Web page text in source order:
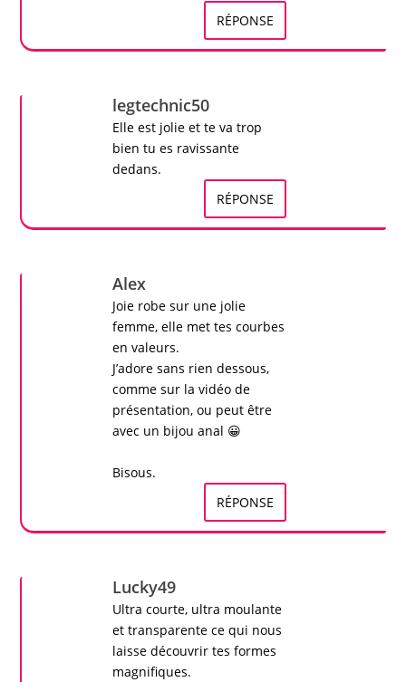
RÉPONSE
legtechnic50
Elle est jolie et te va trop
bien tu es ravissante
dedans.
RÉPONSE
Alex
Joie robe sur une jolie
femme, elle met tes courbes
en valeurs.
J’adore sans rien dessous,
comme sur lavidéo de
présentation, ou peut être
avec un bijou anal 😀
Bisous.
RÉPONSE
Lucky49
Ultra courte, ultra moulante
et transparente ce qui nous
laisse découvrir tes formes
magnifiques.